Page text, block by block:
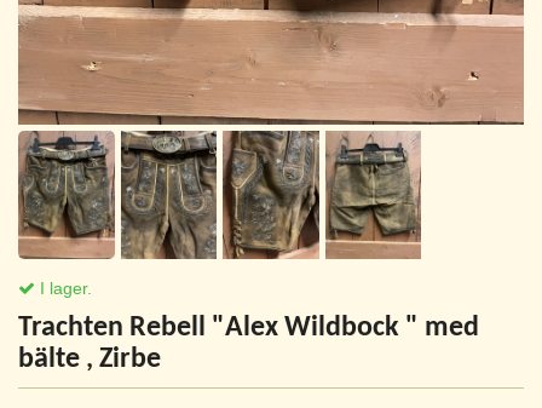
I lager.
Trachten Rebell "Alex Wildbock " med
bälte , Zirbe